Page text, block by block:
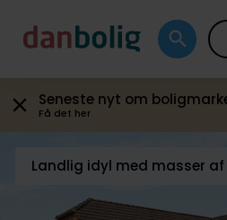
Seneste nyt om
Få det her
Landlig idyl med masser
Galleri Plantegning